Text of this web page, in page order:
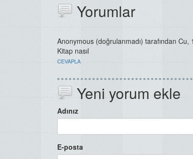
Yorumlar
Anonymous (doğrulanmadı) tarafından
Kitap nasıl
CEVAPLA
Yeni yorum ekle
Adınız
E-posta